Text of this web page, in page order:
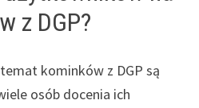
z DGP?
kominków z DGP są
osób docenia ich